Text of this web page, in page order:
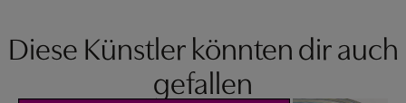
Diese Künstler könnten dir auch
gefallen